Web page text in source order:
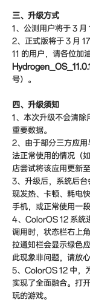
三、升级方式
1、公测用户将于 3 月
2、正式版将于 3 月
11 的用户，请各位加
号）。
四、升级须知
1、本次升级不会清
重要数据。
​2、由于部分三方应
法正常使用的情况（
店尝试将该应用更新至
3、升级后，系统后
现发热、卡顿、耗电
手机，或正常使用一
4、ColorOS 12 系统
调用时，状态栏右上
拉通知栏会显示绿色
此现象非问题，请放心
5、ColorOS 12 中，
实现了全面融合。打
玩的游戏。